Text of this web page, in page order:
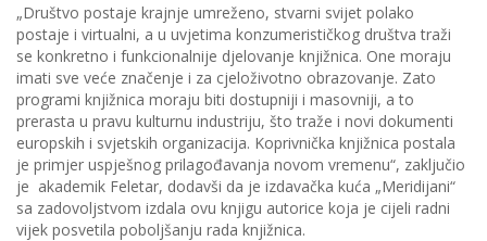
„Društvo postaje krajnje umreženo, stvarni svijet polako
postaje i virtualni, a u uvjetima konzumerističkog društva traži
se konkretno i funkcionalnije djelovanje knjižnica. One moraju
imati sve veće značenje i za cjeloživotno obrazovanje. Zato
programi knjižnica moraju biti dostupniji i masovniji, a to
prerasta u pravu kulturnu industriju, što traže i novi dokumenti
europskih i svjetskih organizacija. Koprivnička knjižnica postala
je primjer uspješnog prilagođavanja novom vremenu“, zaključio
je akademik Feletar, dodavši da je izdavačka kuća „Meridijani“
sa zadovoljstvom izdala ovu knjigu autorice koja je cijeli radni
vijek posvetila poboljšanju rada knjižnica.